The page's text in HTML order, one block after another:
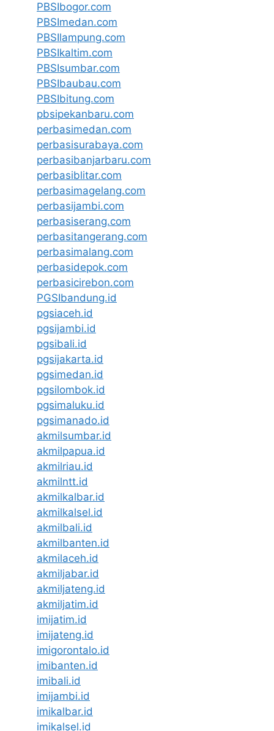
PBSIbogor.com
PBSImedan.com
PBSIlampung.com
PBSIkaltim.com
PBSIsumbar.com
PBSIbaubau.com
PBSIbitung.com
pbsipekanbaru.com
perbasimedan.com
perbasisurabaya.com
perbasibanjarbaru.com
perbasiblitar.com
perbasimagelang.com
perbasijambi.com
perbasiserang.com
perbasitangerang.com
perbasimalang.com
perbasidepok.com
perbasicirebon.com
PGSIbandung.id
pgsiaceh.id
pgsijambi.id
pgsibali.id
pgsijakarta.id
pgsimedan.id
pgsilombok.id
pgsimaluku.id
pgsimanado.id
akmilsumbar.id
akmilpapua.id
akmilriau.id
akmilntt.id
akmilkalbar.id
akmilkalsel.id
akmilbali.id
akmilbanten.id
akmilaceh.id
akmiljabar.id
akmiljateng.id
akmiljatim.id
imijatim.id
imijateng.id
imigorontalo.id
imibanten.id
imibali.id
imijambi.id
imikalbar.id
imikalsel.id